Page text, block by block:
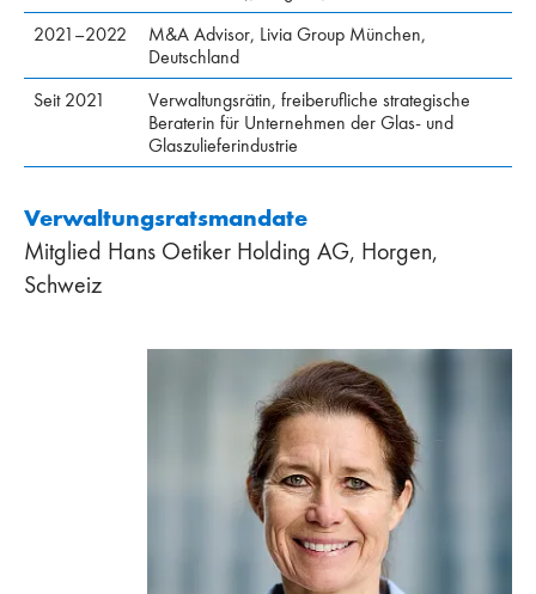
2021–2022
M&A Advisor, Livia Group München,
Deutschland
Seit 2021
Verwaltungsrätin, freiberufliche strategische
Beraterin für Unternehmen der Glas- und
Glaszulieferindustrie
Verwaltungsratsmandate
Mitglied Hans Oetiker Holding AG, Horgen,
Schweiz